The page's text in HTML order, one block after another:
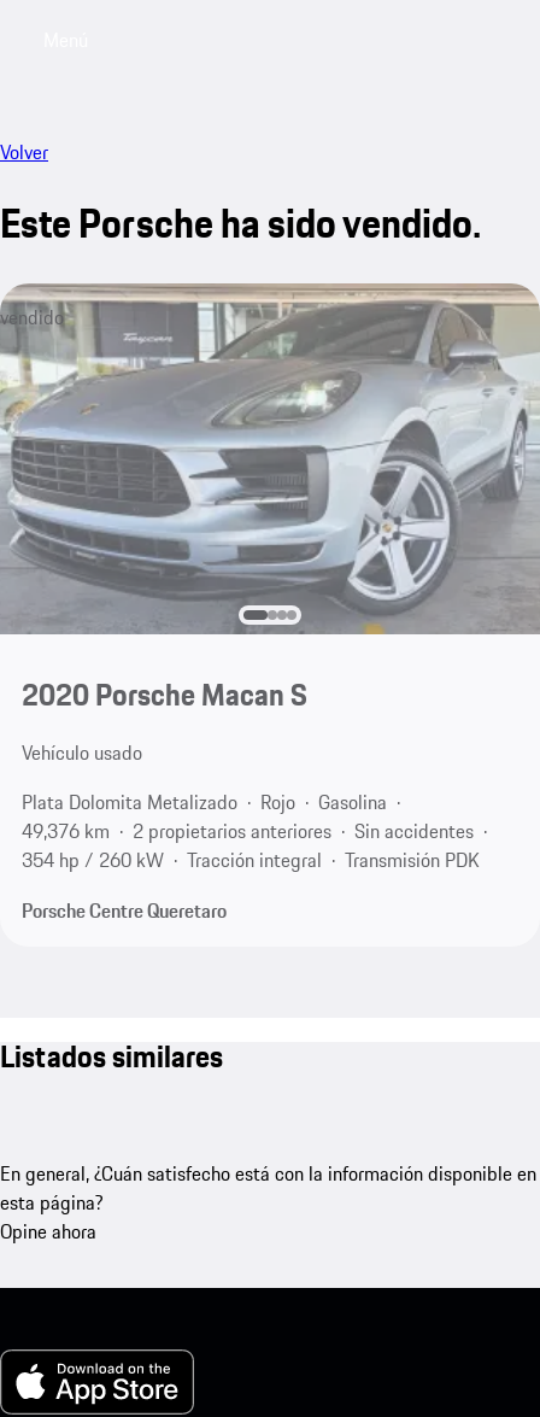
Volver
Este Porsche ha sido vendido.
vendido
2020 Porsche Macan S
Vehículo usado
Plata Dolomita Metalizado
Rojo
Gasolina
49,376 km
2 propietarios anteriores
Sin accidentes
354 hp / 260 kW
Tracción integral
Transmisión PDK
Porsche Centre Queretaro
Listados similares
En general, ¿Cuán satisfecho está con la información disponible en
esta página?
Opine ahora